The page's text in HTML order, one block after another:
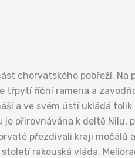
chorvatského pobřeží. Na
říční ramena a
a ve svém ústí ukládá
přirovnávána k deltě Nilu,
přezdívali kraji močálů
rakouská vláda.